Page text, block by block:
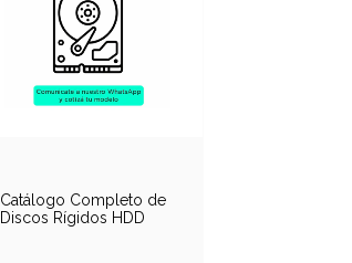
Catálogo Completo de
Discos Rígidos HDD